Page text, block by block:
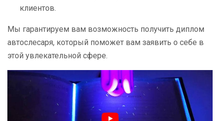
клиентов.
Мы гарантируем вам возможность получить диплом
автослесаря, который поможет вам заявить о себе в
этой увлекательной сфере.